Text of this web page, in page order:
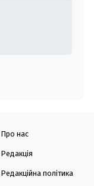
Про нас
Редакція
Редакційна політика